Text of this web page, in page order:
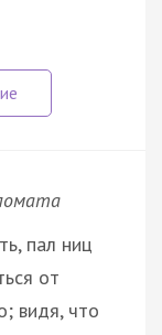
пал ниц
от
видя, что